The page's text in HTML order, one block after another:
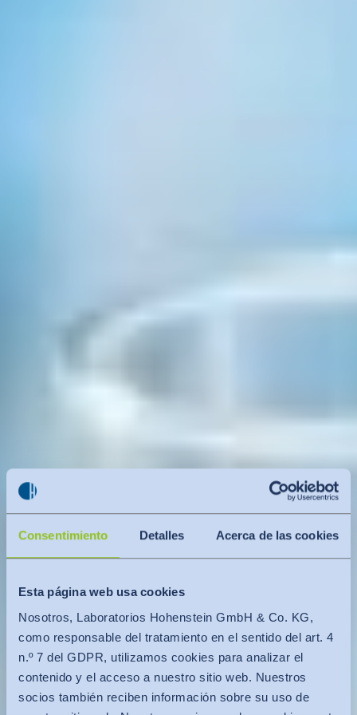
Consentimiento Detalles Acerca de las cookies
Esta página web usa cookies
Nosotros, Laboratorios Hohenstein GmbH & Co. KG,
como responsable del tratamiento en el sentido del art. 4
n.º 7 del GDPR, utilizamos cookies para analizar el
contenido y el acceso a nuestro sitio web. Nuestros
socios también reciben información sobre su uso de